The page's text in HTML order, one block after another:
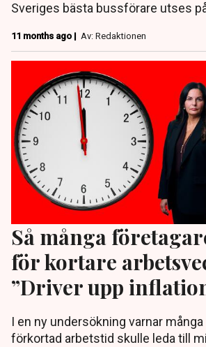
Sveriges bästa bussförare utses
11 months ago | Av: Redaktionen
Så många
för kortare
”Driver upp
I en ny undersökning varnar
förkortad arbetstid skulle leda till